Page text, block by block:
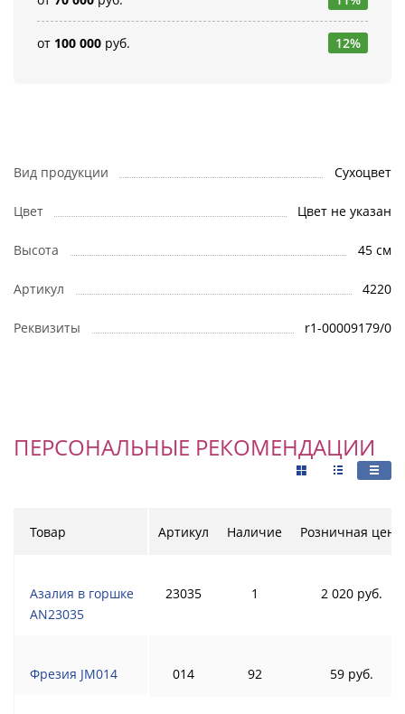
от 100 000 руб. 12%
Вид продукции Сухоцвет
Цвет Цвет не указан
Высота 45 см
Артикул 4220
Реквизиты r1-00009179/0
ПЕРСОНАЛЬНЫЕ РЕКОМЕНДАЦИИ
Товар
Азалия в горшке
AN23035
Фрезия JM014
Артикул Наличие Розничная цена
23035 1 2 020 руб.
014 92 59 руб.